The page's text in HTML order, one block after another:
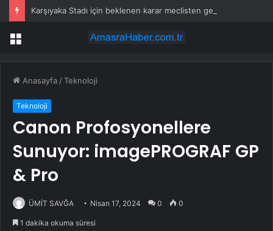
Karşıyaka Stadı için beklenen karar meclisten geçti
Menü
Anasayfa /Teknoloji
Teknoloji
Canon Profosyonellere
Sunuyor: imagePROGRAF GP
& Pro
ÜMİT SAVĞA Nisan 17, 2024 0 0
1 dakika okuma süresi